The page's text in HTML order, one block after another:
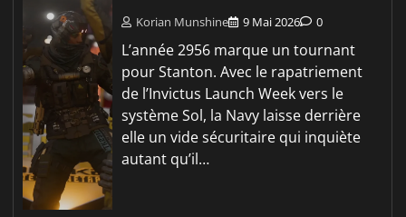
Korian Munshine 9 Mai 2026 0
L’année 2956 marque un tournant
pour Stanton. Avec le rapatriement
de l’Invictus Launch Week vers le
système Sol, la Navy laisse derrière
elle un vide sécuritaire qui inquiète
autant qu’il…